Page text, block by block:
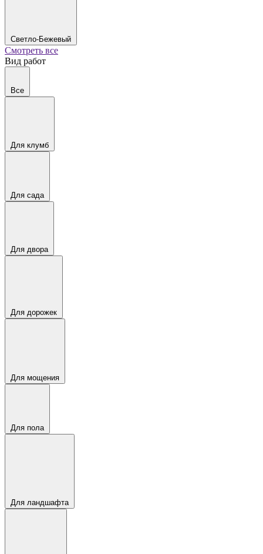
Светло-Бежевый
Смотреть все
Вид работ
Все
Для клумб
Для сада
Для двора
Для дорожек
Для мощения
Для пола
Для ландшафта